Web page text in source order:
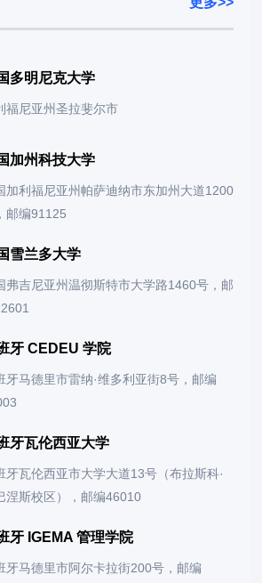
多明尼克大学
福尼亚州圣拉斐尔市
加州科技大学
加利福尼亚州帕萨迪纳市东加州大道1200
邮编91125
雪兰多大学
弗吉尼亚州温彻斯特市大学路1460号，邮
牙 CEDEU 学院
牙马德里市雷纳·维多利亚街8号，邮编
牙瓦伦西亚大学
牙瓦伦西亚市大学大道13号（布拉斯科·
涅斯校区），邮编46010
牙 IGEMA 管理学院
牙马德里市阿尔卡拉街200号，邮编